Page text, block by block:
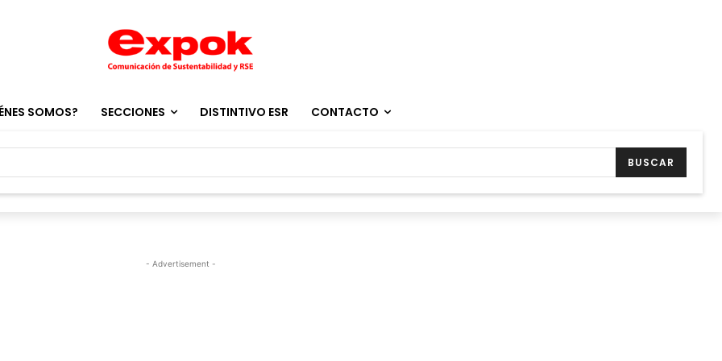
SOMOS? SECCIONES DISTINTIVO ESR CONTACTO
BUSCAR
- Advertisement -